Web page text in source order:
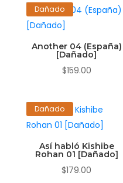
Dañado
Another 04 (España)
[Dañado]
$159.00
Dañado
Así habló Kishibe
Rohan 01 [Dañado]
$179.00